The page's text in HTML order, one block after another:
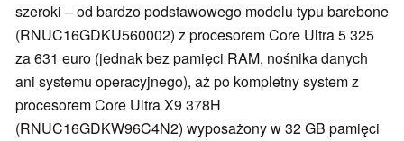
szeroki – od bardzo podstawowego modelu typu barebone
(RNUC16GDKU560002) z procesorem Core Ultra 5 325
za 631 euro (jednak bez pamięci RAM, nośnika danych
ani systemu operacyjnego), aż po kompletny system z
procesorem Core Ultra X9 378H
(RNUC16GDKW96C4N2) wyposażony w 32 GB pamięci